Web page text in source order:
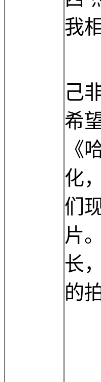
我
谈
己
希
《
化
们
片
长
的
对